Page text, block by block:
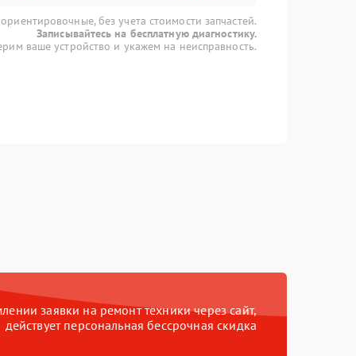
без учета стоимости запчастей.
Записывайтесь на бесплатную диагностику.
ваше устройство и укажем на неисправность.
заявки на ремонт техники через сайт,
действует персональная бессрочная скидка